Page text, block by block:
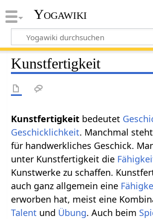
Yogawiki
Kunstfertigkeit
Kunstfertigkeit bedeutet
Geschicklichkeit. Manchmal
für handwerkliches Geschick.
unter Kunstfertigkeit die
Kunstwerke zu schaffen.
auch ganz allgemein eine
erworben hat, meist eine
Talent und Übung. Auch beim